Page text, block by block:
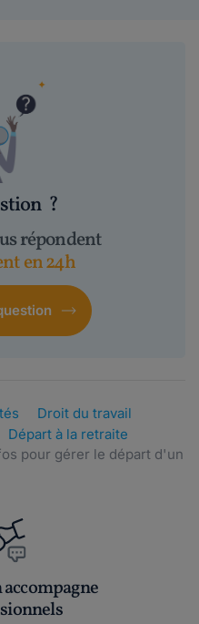
?
répondent
en 24h
Droit du travail
Départ à la retraite
pour gérer le départ d'un
accompagne